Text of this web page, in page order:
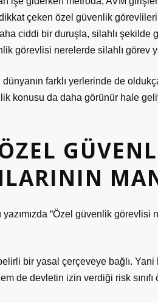
dikkat çeken özel güvenlik
ciddi bir duruşla, silahlı şekilde
görevlisi nerelerde silahlı görev
farklı yerlerinde de
konusu da daha görünür hale
“Özel güvenlik görevlisi
bir yasal çerçeveye bağlı. Yani
de devletin izin verdiği risk sınıfı